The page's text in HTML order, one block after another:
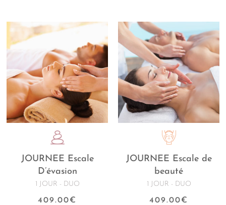
JOURNEE Escale
D’évasion
1 JOUR - DUO
409.00€
JOURNEE Escale de
beauté
1 JOUR - DUO
409.00€